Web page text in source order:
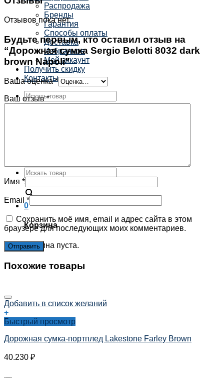
Распродажа
Бренды
Гарантия
Способы оплаты
Доставка
Избранное
Мой аккаунт
Получить скидку
Контакты
×
×
0
Корзина
Корзина пуста.
Отзывов пока нет.
Будьте первым, кто оставил отзыв на
“Дорожная сумка Sergio Belotti 8032 dark
brown Napoli”
Ваша оценка*
Ваш отзыв*
Имя *
Email *
Сохранить моё имя, email и адрес сайта в этом
браузере для последующих моих комментариев.
Похожие товары
Добавить в список желаний
+
Быстрый просмотр
Дорожная сумка-портплед Lakestone Farley Brown
40.230 ₽